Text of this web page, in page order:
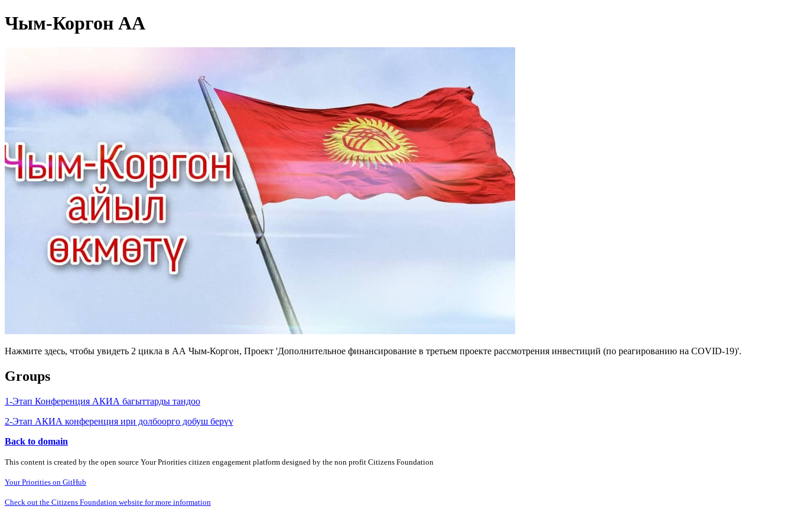
Чым-Коргон АА
Нажмите здесь, чтобы увидеть 2 цикла в АА Чым-Коргон, Проект 'Дополнительное финансирование в третьем проекте рассмотрения инвестиций (по реагированию на COVID-19)'.
Groups
1-Этап Конференция АКИА багыттарды тандоо
2-Этап АКИА конференция ири долбоорго добуш берүү
Back to domain
This content is created by the open source Your Priorities citizen engagement platform designed by the non profit Citizens Foundation
Your Priorities on GitHub
Check out the Citizens Foundation website for more information